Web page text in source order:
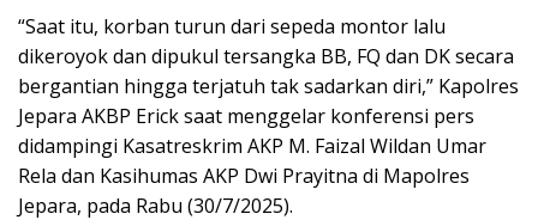
“Saat itu, korban turun dari sepeda montor lalu
dikeroyok dan dipukul tersangka BB, FQ dan DK secara
bergantian hingga terjatuh tak sadarkan diri,” Kapolres
Jepara AKBP Erick saat menggelar konferensi pers
didampingi Kasatreskrim AKP M. Faizal Wildan Umar
Rela dan Kasihumas AKP Dwi Prayitna di Mapolres
Jepara, pada Rabu (30/7/2025).